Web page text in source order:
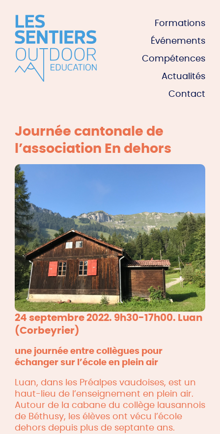
Formations
Événements
Compétences
Actualités
Contact
Journée cantonale de
l’association En dehors
24 septembre 2022. 9h30-17h00. Luan
(Corbeyrier)
une journée entre collègues pour
échanger sur l’école en plein air
Luan, dans les Préalpes vaudoises, est un
haut-lieu de l’enseignement en plein air.
Autour de la cabane du collège lausannois
de Béthusy, les élèves ont vécu l’école
dehors depuis plus de septante ans.